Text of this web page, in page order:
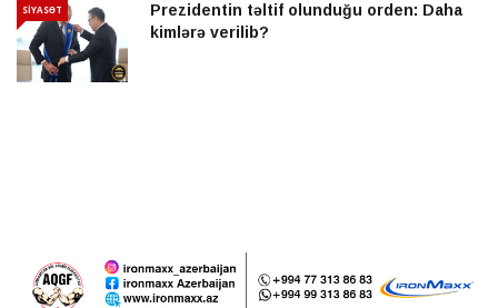
SİYASƏT
Prezidentin təltif olunduğu orden: Daha
kimlərə verilib?